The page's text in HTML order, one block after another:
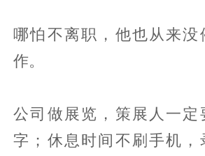
哪怕不离职，他也从来没
作。
公司做展览，策展人一定
字；休息时间不刷手机，